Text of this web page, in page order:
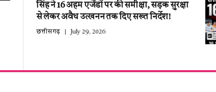
सिंह ने 16 अहम एजेंडों पर की समीक्षा, सड़क सुरक्षा
से लेकर अवैध उत्खनन तक दिए सख्त निर्देश!
छत्तीसगढ़ July 29, 2026